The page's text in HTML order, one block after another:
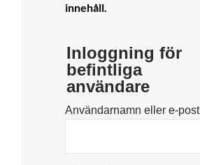
innehåll.
Inloggning för
befintliga
användare
Användarnamn eller e-post